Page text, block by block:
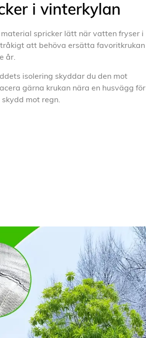
i vinterkylan
spricker lätt när vatten fryser i
att behöva ersätta favoritkrukan
år.
isolering skyddar du den mot
gärna krukan nära en husvägg för
mot regn.